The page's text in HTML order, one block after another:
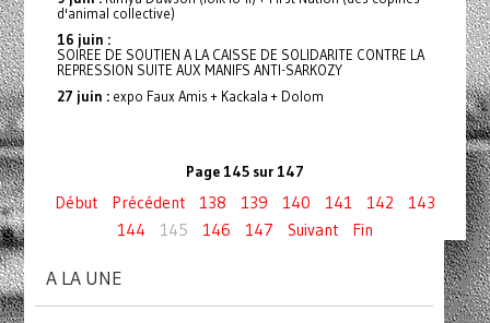
d'animal collective)
16 juin :
SOIREE DE SOUTIEN A LA CAISSE DE SOLIDARITE CONTRE LA
REPRESSION SUITE AUX MANIFS ANTI-SARKOZY
27 juin :expo Faux Amis + Kackala + Dolom
Page 145 sur 147
Début Précédent 138 139 140 141 142
143
144
145 146 147 Suivant Fin
A LA UNE